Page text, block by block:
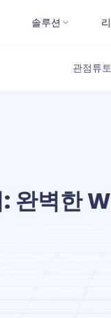
솔루션
관점튜
완벽한